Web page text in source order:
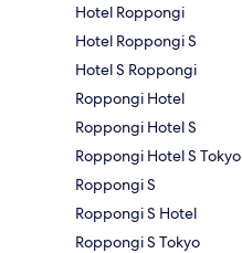
Hotel Roppongi
Hotel Roppongi S
Hotel S Roppongi
Roppongi Hotel
Roppongi Hotel S
Roppongi Hotel S Tokyo
Roppongi S
Roppongi S Hotel
Roppongi S Tokyo